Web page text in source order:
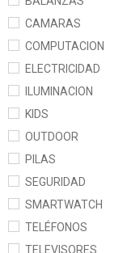
CAMARAS
COMPUTACION
ELECTRICIDAD
ILUMINACION
KIDS
OUTDOOR
PILAS
SEGURIDAD
SMARTWATCH
TELÉFONOS
TELEVISORES